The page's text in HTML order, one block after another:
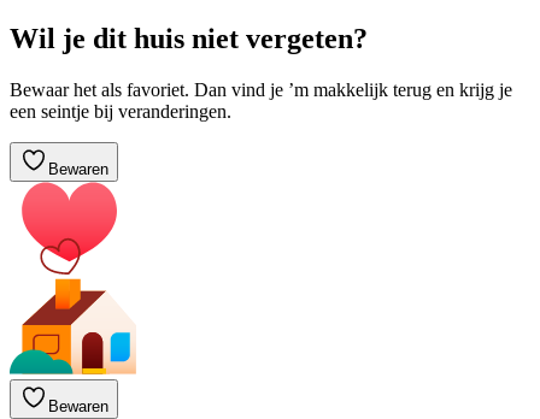
Wil je dit huis niet vergeten?
Bewaar het als favoriet. Dan vind je ’m makkelijk terug en krijg je
een seintje bij veranderingen.
Bewaren
Bewaren